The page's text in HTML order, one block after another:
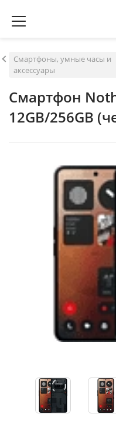
Смартфоны, умные часы и
аксессуары
Смартфон
12GB/256GB